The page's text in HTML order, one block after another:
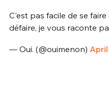
C'est pas facile de se
défaire, je vous raconte
— Oui. (@ouimenon)